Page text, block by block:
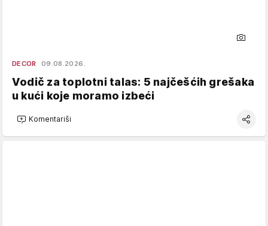
DECOR 09.08.2026.
Vodič za toplotni talas: 5 najčešćih grešaka
u kući koje moramo izbeći
Komentariši